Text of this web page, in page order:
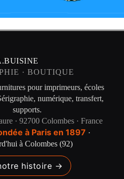
· BOUTIQUE
pour imprimeurs, écoles
numérique, transfert,
supports.
· 92700 Colombes · France
à Paris en 1897 ·
à Colombes (92)
histoire →